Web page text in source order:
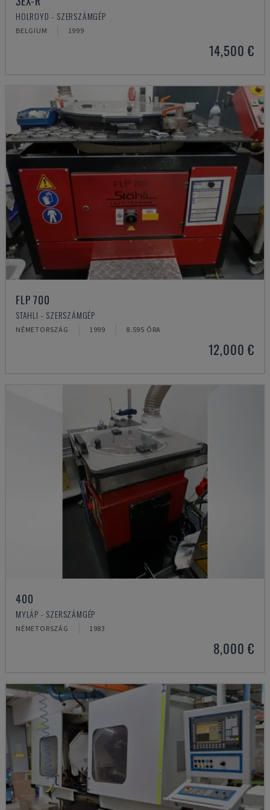
HOLROYD - SZERSZÁMGÉP
BELGIUM 1999
14,500 €
FLP 700
STAHLI - SZERSZÁMGÉP
NÉMETORSZÁG 1999 8.595 ÓRA
12,000 €
400
MYLÄP - SZERSZÁMGÉP
NÉMETORSZÁG 1983
8,000 €